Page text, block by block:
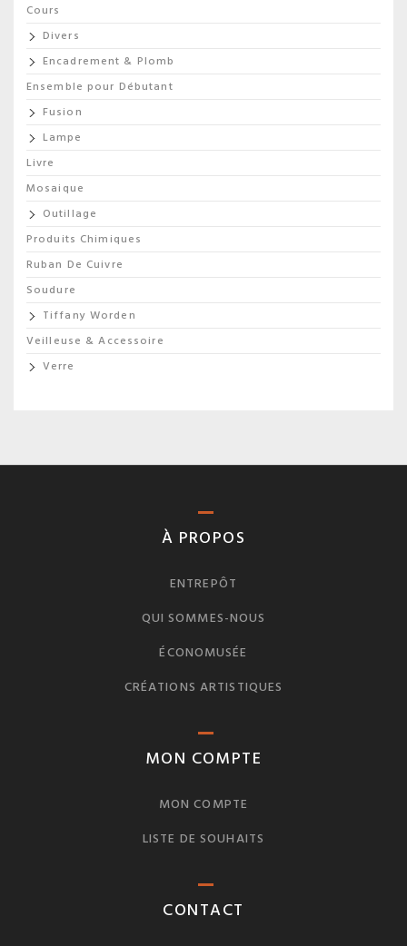
Cours
Divers
Encadrement & Plomb
Ensemble pour Débutant
Fusion
Lampe
Livre
Mosaique
Outillage
Produits Chimiques
Ruban De Cuivre
Soudure
Tiffany Worden
Veilleuse & Accessoire
Verre
À PROPOS
ENTREPÔT
QUI SOMMES-NOUS
ÉCONOMUSÉE
CRÉATIONS ARTISTIQUES
MON COMPTE
MON COMPTE
LISTE DE SOUHAITS
CONTACT